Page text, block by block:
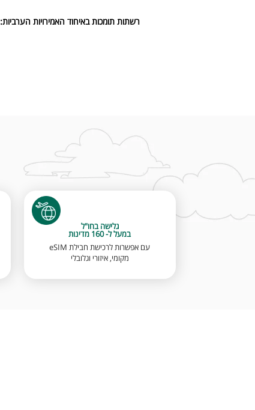
רשתות תומכות באיחוד האמירויות הערביות:
גלישה בחו"ל
במעל ל- 160 מדינות
עם אפשרות לרכישת חבילת eSIM
מקומי, איזורי וגלובלי